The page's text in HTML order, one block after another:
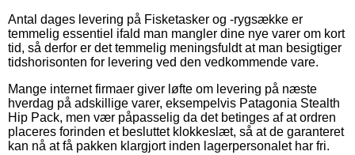
Antal dages levering på Fisketasker og -rygsække er
temmelig essentiel ifald man mangler dine nye varer om kort
tid, så derfor er det temmelig meningsfuldt at man besigtiger
tidshorisonten for levering ved den vedkommende vare.
Mange internet firmaer giver løfte om levering på næste
hverdag på adskillige varer, eksempelvis Patagonia Stealth
Hip Pack, men vær påpasselig da det betinges af at ordren
placeres forinden et besluttet klokkeslæt, så at de garanteret
kan nå at få pakken klargjort inden lagerpersonalet har fri.